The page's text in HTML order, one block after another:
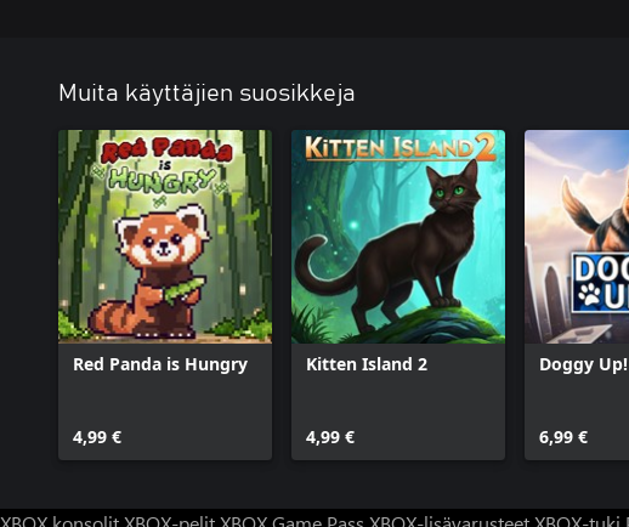
Muita käyttäjien suosikkeja
Red Panda is Hungry
4,99 €
Kitten Island 2
4,99 €
Doggy Up!
6,99 €